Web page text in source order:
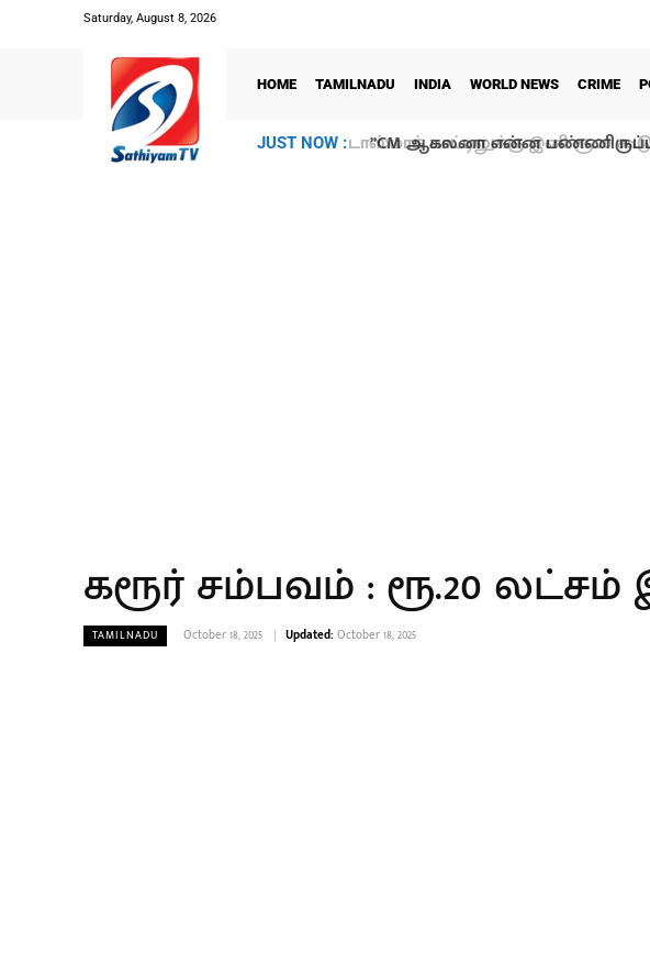
Saturday, August 8, 2026
HOME TAMILNADU INDIA WORLD NEWS CRIME
JUST NOW : ”CM ஆகலனா என்ன
கரூர் சம்பவம் : ரூ.20
TAMILNADU October 18, 2025 Updated: October 18, 2025